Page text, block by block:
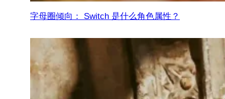
字母圈倾向： Switch 是什么角色属性？